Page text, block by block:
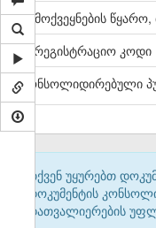
გამოქვეყნების
სარეგისტრაციო კოდი
კონსოლიდირებული
თქვენ უყურებთ
დოკუმენტის
დათვალიერების